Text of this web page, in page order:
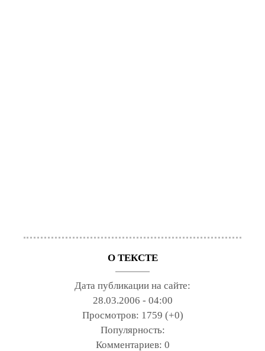
О ТЕКСТЕ
Дата публикации на сайте:
28.03.2006 - 04:00
Просмотров: 1759 (+0)
Популярность:
Комментариев: 0